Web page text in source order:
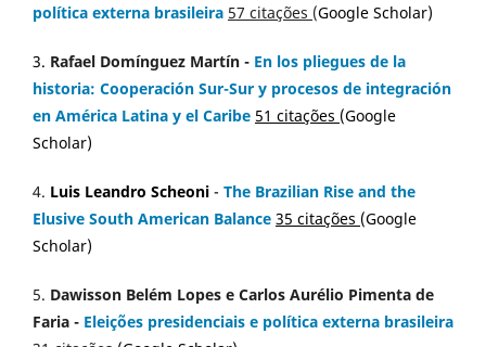
política externa brasileira 57 citações (Google Scholar)
3. Rafael Domínguez Martín - En los pliegues de la
historia: Cooperación Sur-Sur y procesos de integración
en América Latina y el Caribe 51 citações (Google
Scholar)
4. Luis Leandro Scheoni - The Brazilian Rise and the
Elusive South American Balance 35 citações (Google
Scholar)
5. Dawisson Belém Lopes e Carlos Aurélio Pimenta de
Faria - Eleições presidenciais e política externa brasileira